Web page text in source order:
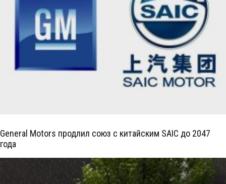
General Motors продлил союз с китайским SAIC до 2047
года